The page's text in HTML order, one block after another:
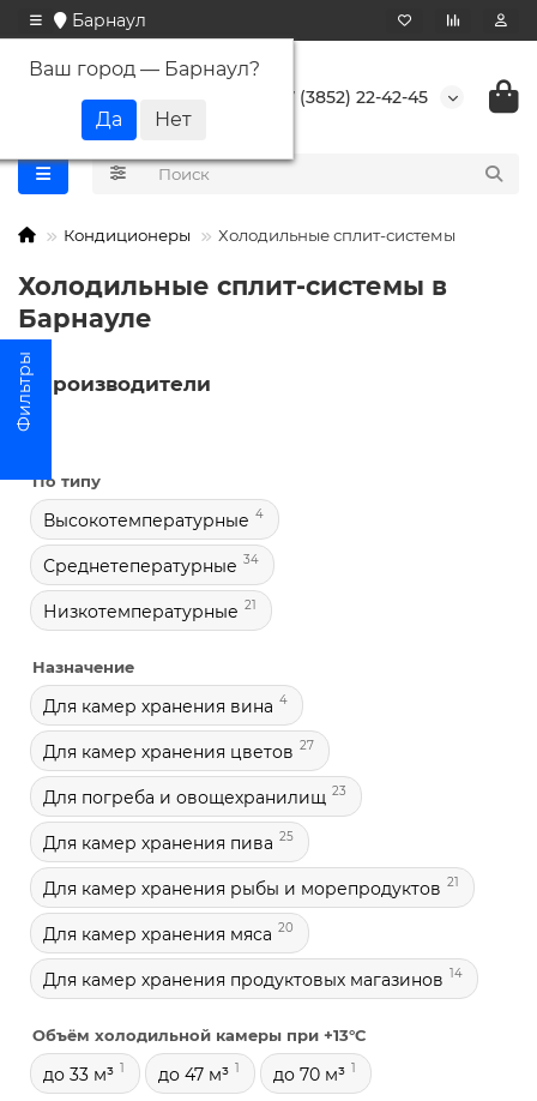
Барнаул
Ваш город — Барнаул?
+7 (3852) 22-42-45
Кондиционеры Холодильные сплит-системы
Холодильные сплит-системы в
Барнауле
Производители
По типу
Высокотемпературные 4
Среднетепературные 34
Низкотемпературные 21
Назначение
Для камер хранения вина 4
Для камер хранения цветов 27
Для погреба и овощехранилищ 23
Для камер хранения пива 25
Для камер хранения рыбы и морепродуктов 21
Для камер хранения мяса 20
Для камер хранения продуктовых магазинов 14
Объём холодильной камеры при +13°С
до 33 м³ 1 до 47 м³ 1 до 70 м³ 1